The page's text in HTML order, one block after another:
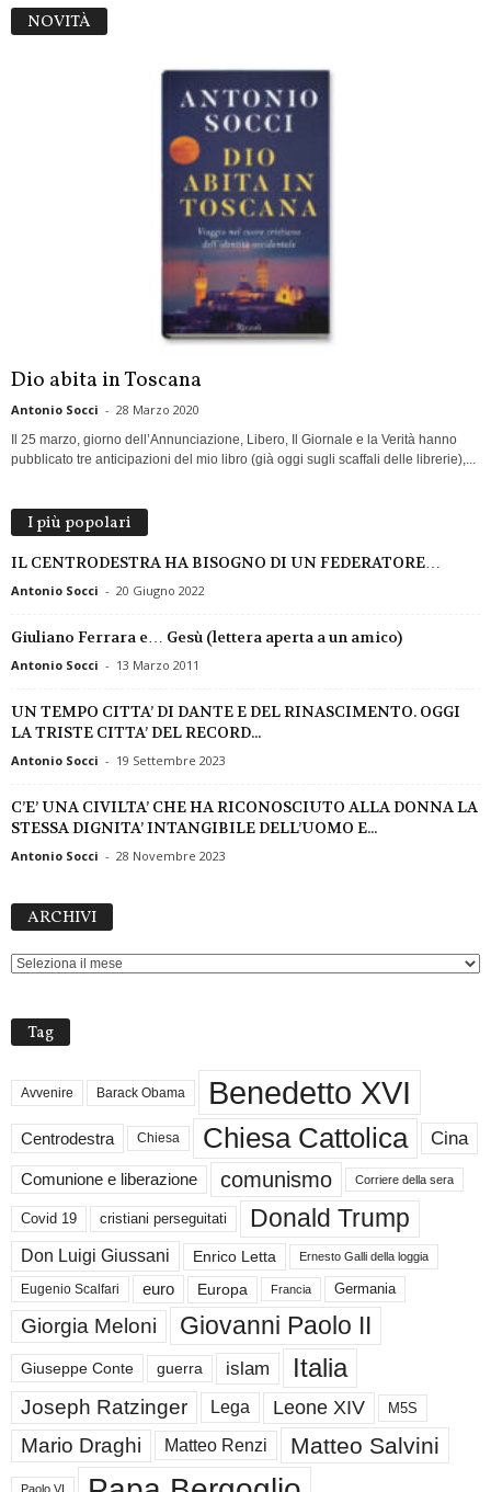
NOVITÀ
Dio abita in Toscana
Antonio Socci - 28 Marzo 2020
Il 25 marzo, giorno dell’Annunciazione, Libero, Il Giornale e la Verità hanno
pubblicato tre anticipazioni del mio libro (già oggi sugli scaffali delle librerie),...
I più popolari
IL CENTRODESTRA HA BISOGNO DI UN FEDERATORE…
Antonio Socci - 20 Giugno 2022
Giuliano Ferrara e… Gesù (lettera aperta a un amico)
Antonio Socci - 13 Marzo 2011
UN TEMPO CITTA’ DI DANTE E DEL RINASCIMENTO. OGGI
LA TRISTE CITTA’ DEL RECORD...
Antonio Socci - 19 Settembre 2023
C’E’ UNA CIVILTA’ CHE HA RICONOSCIUTO ALLA DONNA LA
STESSA DIGNITA’ INTANGIBILE DELL’UOMO E...
Antonio Socci - 28 Novembre 2023
ARCHIVI
Tag
Avvenire Barack Obama Benedetto XVI
Centrodestra Chiesa Chiesa Cattolica Cina
Comunione e liberazione comunismo Corriere della sera
Covid 19 cristiani perseguitati Donald Trump
Don Luigi Giussani Enrico Letta Ernesto Galli della loggia
Eugenio Scalfari euro Europa Francia Germania
Giorgia Meloni Giovanni Paolo II
Giuseppe Conte guerra islam Italia
Joseph Ratzinger Lega Leone XIV M5S
Mario Draghi Matteo Renzi Matteo Salvini
Paolo VI